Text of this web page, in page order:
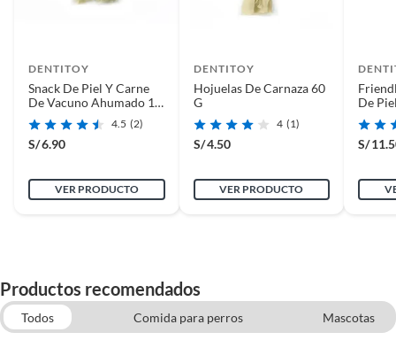
DENTITOY
Snack De Piel Y Carne
De Vacuno Ahumado 10
Unid
4.5 (2)
S/6.90
VER PRODUCTO
DENTITOY
Hojuelas De Carnaza 60
G
4 (1)
S/4.50
VER PRODUCTO
De
S/
Productos recomendados
Todos Comida para perros
Mascotas